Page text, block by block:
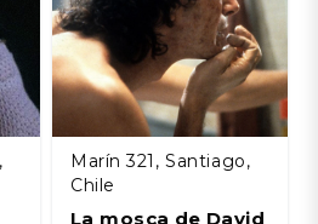
Marín 321, Santiago,
Chile
La mosca de David